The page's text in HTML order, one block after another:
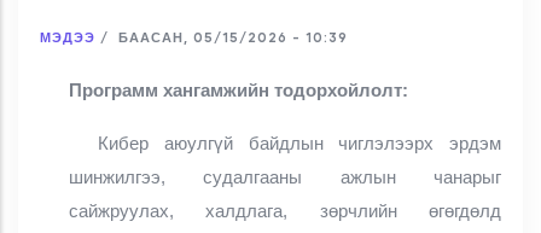
МЭДЭЭ / БААСАН, 05/15/2026 - 10:39
Программ хангамжийн тодорхойлолт:
Кибер аюулгүй байдлын чиглэлээрх эрдэм
шинжилгээ, судалгааны ажлын чанарыг
сайжруулах, халдлага, зөрчлийн өгөгдөлд